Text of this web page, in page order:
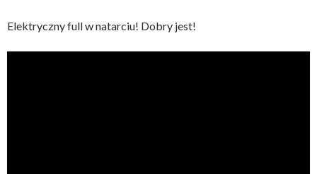
Elektryczny full w natarciu! Dobry jest!